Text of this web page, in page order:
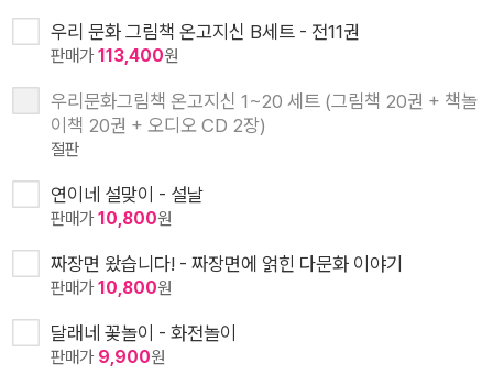
우리 문화 그림책 온고지신 B세트 - 전11권
판매가113,400원
우리문화그림책 온고지신 1~20 세트 (그림책 20권 + 책놀
이책 20권 + 오디오 CD 2장)
절판
연이네 설맞이 - 설날
판매가10,800원
짜장면 왔습니다! - 짜장면에 얽힌 다문화 이야기
판매가10,800원
달래네 꽃놀이 - 화전놀이
판매가 9,900원